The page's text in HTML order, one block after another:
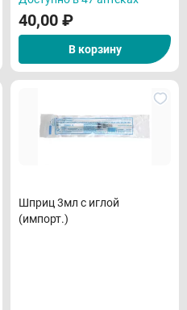
40,00 ₽
В корзину
Шприц 3мл с иглой
(импорт.)